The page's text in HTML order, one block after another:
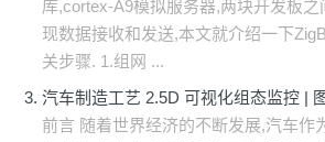
库,cortex-A9模拟服务器,两块开发板之
现数据接收和发送,本文就介绍一下
关步骤. 1.组网 ...
汽车制造工艺 2.5D 可视化组态监控 |
前言 随着世界经济的不断发展,汽车作